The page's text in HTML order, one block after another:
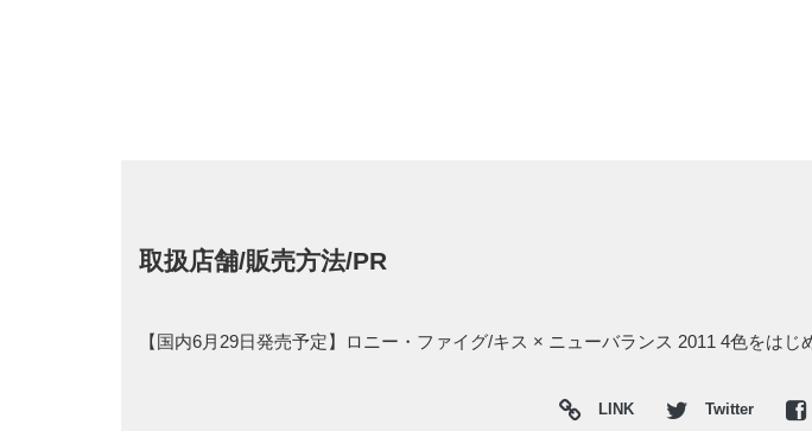
取扱店舗/販売方法/PR
【国内6月29日発売予定】ロニー・ファイグ/キス × ニューバランス 2011 4色をは
LINK Twitter